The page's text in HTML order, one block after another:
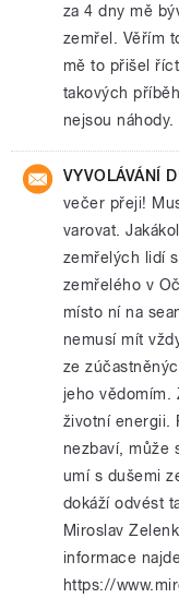
za 4 dny mě
zemřel. Věřím
mě to přišel
takových
nejsou náhody.
VYVOLÁVÁNÍ
večer přeji!
varovat.
zemřelých lidí
zemřelého v
místo ní na
nemusí mít
ze
jeho vědomím.
životní energii.
nezbaví, může
umí s dušemi
dokáží odvést
Miroslav
informace
https://